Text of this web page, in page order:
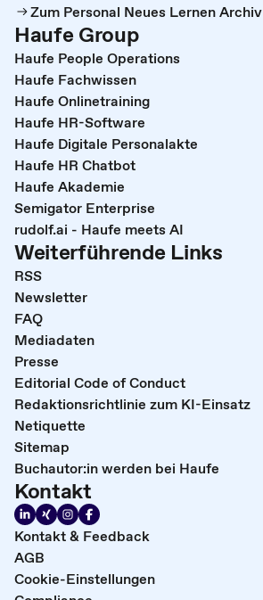
Zum Personal Neues Lernen Archiv
Haufe Group
Haufe People Operations
Haufe Fachwissen
Haufe Onlinetraining
Haufe HR-Software
Haufe Digitale Personalakte
Haufe HR Chatbot
Haufe Akademie
Semigator Enterprise
rudolf.ai - Haufe meets AI
Weiterführende Links
RSS
Newsletter
FAQ
Mediadaten
Presse
Editorial Code of Conduct
Redaktionsrichtlinie zum KI-Einsatz
Netiquette
Sitemap
Buchautor:in werden bei Haufe
Kontakt
Kontakt & Feedback
AGB
Cookie-Einstellungen